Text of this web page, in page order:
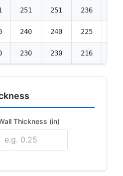
251 251 236
240 240 225
230 230 216
Thickness (in)